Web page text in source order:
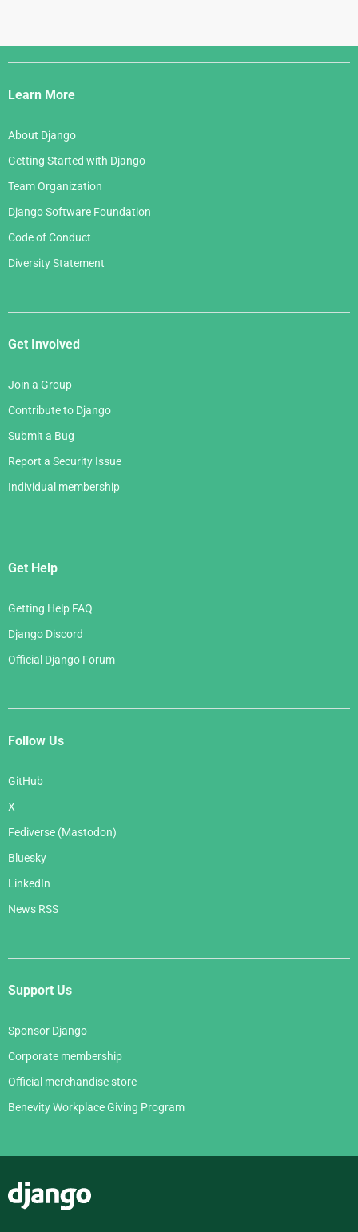
Django
Links
Learn More
About Django
Getting Started with Django
Team Organization
Django Software Foundation
Code of Conduct
Diversity Statement
Get Involved
Join a Group
Contribute to Django
Submit a Bug
Report a Security Issue
Individual membership
Get Help
Getting Help FAQ
Django Discord
Official Django Forum
Follow Us
GitHub
X
Fediverse (Mastodon)
Bluesky
LinkedIn
News RSS
Support Us
Sponsor Django
Corporate membership
Official merchandise store
Benevity Workplace Giving Program